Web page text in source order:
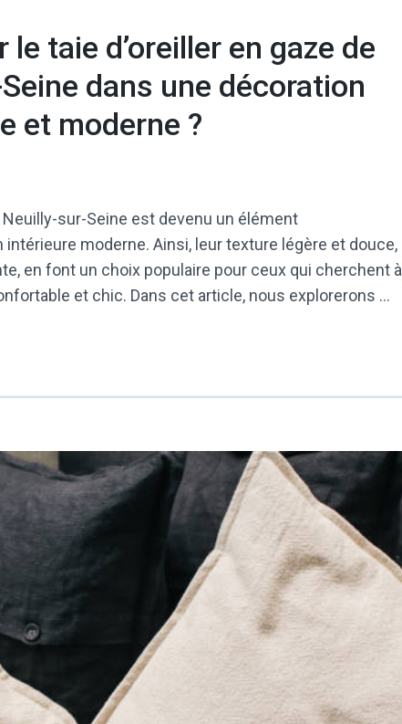
taie d’oreiller en gaze de
dans une décoration
et moderne ?
Neuilly-sur-Seine est devenu un élément
moderne. Ainsi, leur texture légère et douce,
en font un choix populaire pour ceux qui cherchent à
et chic. Dans cet article, nous explorerons …